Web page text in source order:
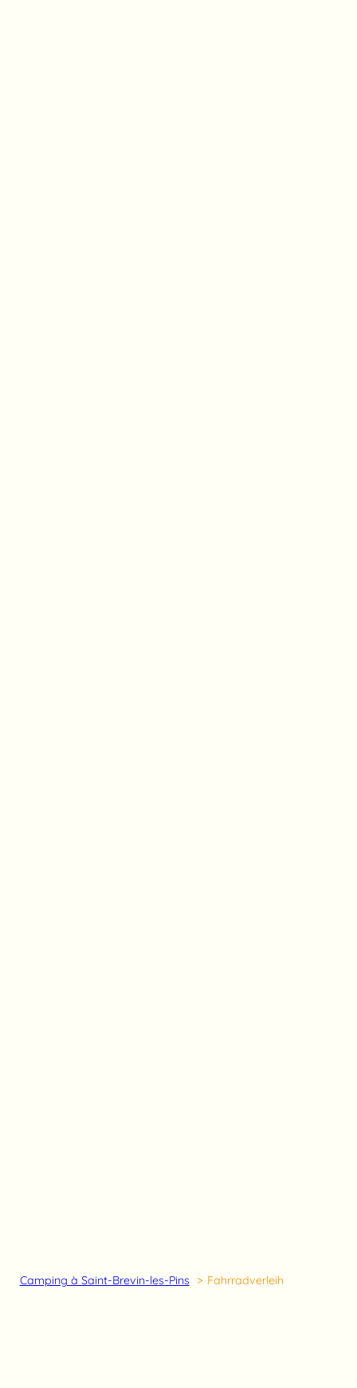
Camping à Saint-Brevin-les-Pins Fahrradverleih